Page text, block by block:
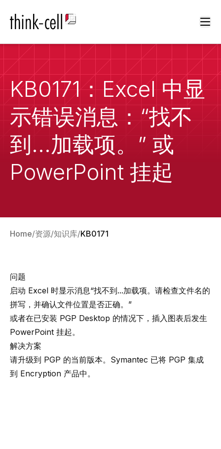
KB0171：Excel 中显
示错误消息：“找不
到...加载项。” 或
PowerPoint 挂起
Home 资源 知识库 KB0171
问题
启动 Excel 时显示消息“找不到...加载项。请检查文件名的
拼写，并确认文件位置是否正确。”
或者在已安装 PGP Desktop 的情况下，插入图表后发生
PowerPoint 挂起。
解决方案
请升级到 PGP 的当前版本。Symantec 已将 PGP 集成
到 Encryption 产品中。